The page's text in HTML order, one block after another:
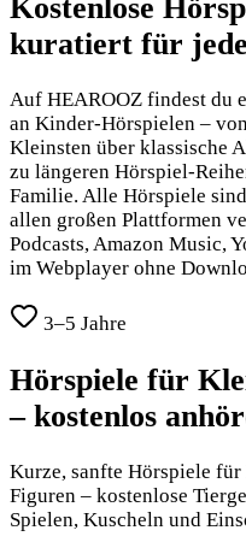
Kostenlose
kuratiert für
Auf HEAROOZ findest du
an Kinder-Hörspielen –
Kleinsten über klassische
zu längeren Hörspiel-
Familie. Alle Hörspiele sind
allen großen Plattformen
Podcasts, Amazon Music,
im Webplayer ohne
3–5 Jahre
Hörspiele für
– kostenlos
Kurze, sanfte Hörspiele
Figuren – kostenlose
Spielen, Kuscheln und